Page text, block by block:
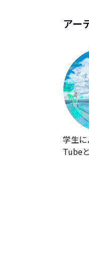
アー
学生
Tube